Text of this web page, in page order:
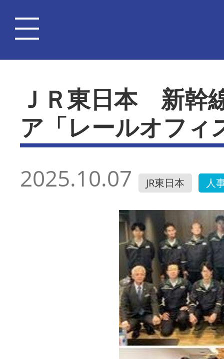
ＪＲ東日本 新幹
ア「レールオフィ
2025.10.07 JR東日本 人